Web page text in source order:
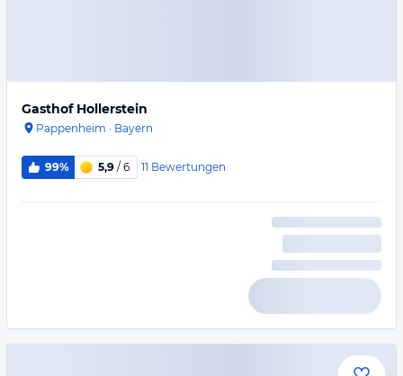
Gasthof Hollerstein
Pappenheim · Bayern
99% 5,9 / 6 11 Bewertungen